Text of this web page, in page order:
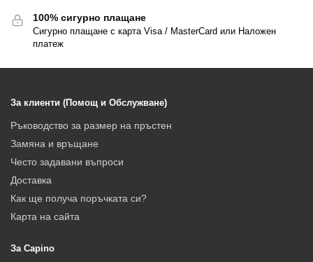
100% сигурно плащане
Сигурно плащане с карта Visa / MasterCard или Наложен
платеж
За клиенти (Помощ и Обслужване)
Ръководство за размер на пръстен
Замяна и връщане
Често задавани въпроси
Доставка
Как ще получа поръчката си?
Карта на сайта
За Capino